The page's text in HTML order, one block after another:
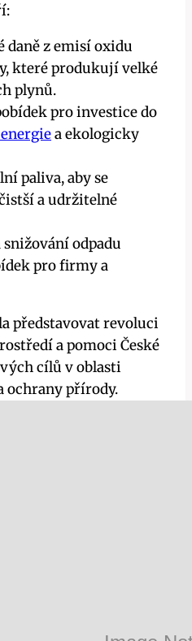
daně z emisí oxidu
které produkují velké
plynů.
pro investice do
a ekologicky
paliva, aby se
a udržitelné
odpadu
pro firmy a
představovat revoluci
a pomoci České
cílů v oblasti
ochrany přírody.